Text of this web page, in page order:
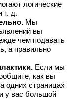
т. д.
Мы
вы
чем подавать
а правильно
Если мы
как вы
одних страницах
у вас большой